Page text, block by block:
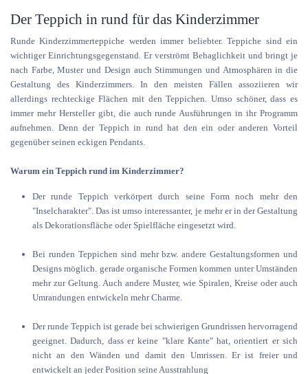
Der Teppich in rund für das Kinderzimmer
Runde Kinderzimmerteppiche werden immer beliebter. Teppiche sind ein
wichtiger Einrichtungsgegenstand. Er verströmt Behaglichkeit und bringt je
nach Farbe, Muster und Design auch Stimmungen und Atmosphären in die
Gestaltung des Kinderzimmers. In den meisten Fällen assoziieren wir
allerdings rechteckige Flächen mit den Teppichen. Umso schöner, dass es
immer mehr Hersteller gibt, die auch runde Ausführungen in ihr Programm
aufnehmen. Denn der Teppich in rund hat den ein oder anderen Vorteil
gegenüber seinen eckigen Pendants.
Warum ein Teppich rund im Kinderzimmer?
Der runde Teppich verkörpert durch seine Form noch mehr den
"Inselcharakter". Das ist umso interessanter, je mehr er in der Gestaltung
als Dekorationsfläche oder Spielfläche eingesetzt wird.
Bei runden Teppichen sind mehr bzw. andere Gestaltungsformen und
Designs möglich. gerade organische Formen kommen unter Umständen
mehr zur Geltung. Auch andere Muster, wie Spiralen, Kreise oder auch
Umrandungen entwickeln mehr Charme.
Der runde Teppich ist gerade bei schwierigen Grundrissen hervorragend
geeignet. Dadurch, dass er keine "klare Kante" hat, orientiert er sich
nicht an den Wänden und damit den Umrissen. Er ist freier und
entwickelt an jeder Position seine Ausstrahlung